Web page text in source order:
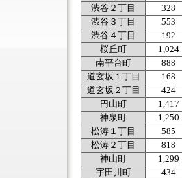
渋谷２丁目
328
渋谷３丁目
553
渋谷４丁目
192
桜丘町
1,024
南平台町
888
道玄坂１丁目
168
道玄坂２丁目
424
円山町
1,417
神泉町
1,250
松涛１丁目
585
松涛２丁目
818
神山町
1,299
宇田川町
434